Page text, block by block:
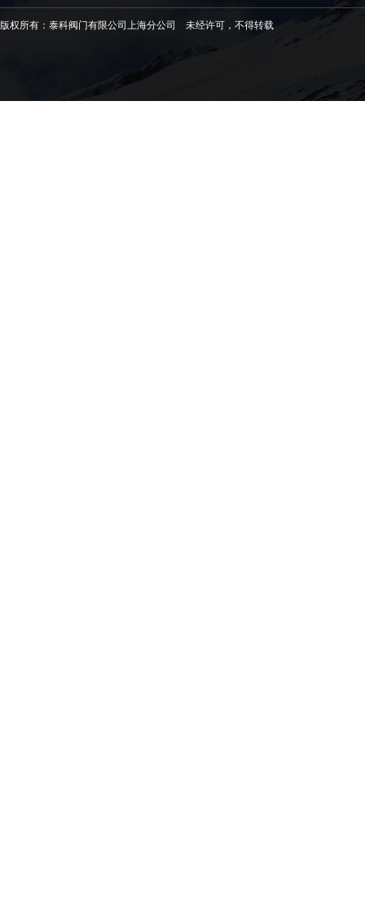
版权所有：泰科阀门有限公司上海分公司 未经许可，不得转载